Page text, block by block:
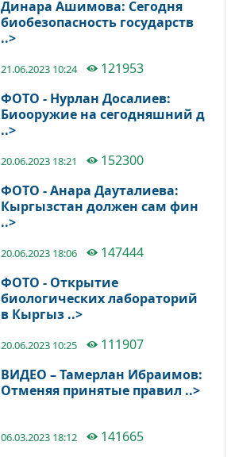
Динара Ашимова: Сегодня
биобезопасность государств
..>
21.06.2023 10:24
121953
ФОТО - Нурлан Досалиев:
Биооружие на сегодняшний д
..>
20.06.2023 18:21
152300
ФОТО - Анара Дауталиева:
Кыргызстан должен сам фин
..>
20.06.2023 18:06
147444
ФОТО - Открытие
биологических лабораторий
в Кыргыз ..>
20.06.2023 10:25
111907
ВИДЕО – Тамерлан Ибраимов:
Отменяя принятые правил ..>
06.03.2023 18:12
141665